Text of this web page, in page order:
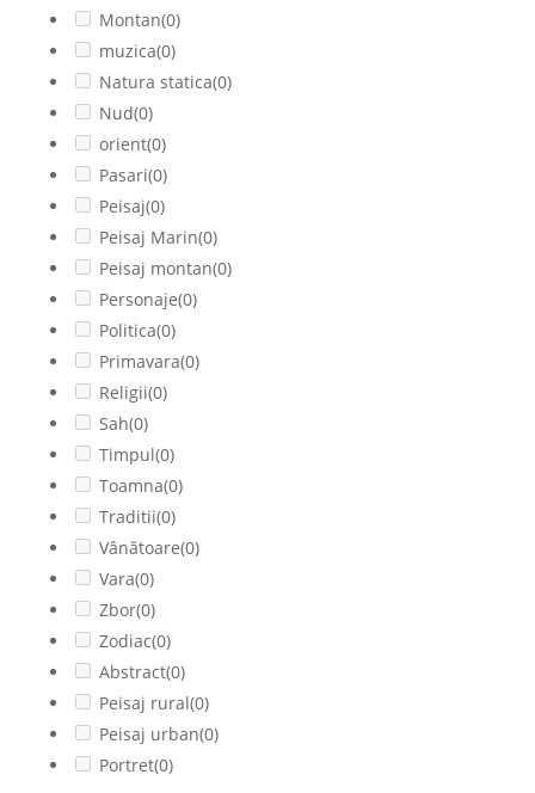
Montan(0)
muzica(0)
Natura statica(0)
Nud(0)
orient(0)
Pasari(0)
Peisaj(0)
Peisaj Marin(0)
Peisaj montan(0)
Personaje(0)
Politica(0)
Primavara(0)
Religii(0)
Sah(0)
Timpul(0)
Toamna(0)
Traditii(0)
Vânătoare(0)
Vara(0)
Zbor(0)
Zodiac(0)
Abstract(0)
Peisaj rural(0)
Peisaj urban(0)
Portret(0)